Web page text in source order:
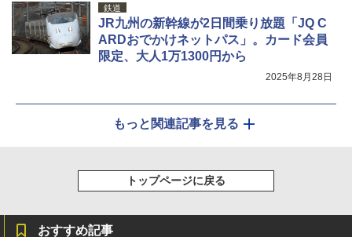
鉄道
JR九州の新幹線が2日間乗り放題「JQ C
ARDおでかけネットパス」。カード会員
限定、大人1万1300円から
2025年8月28日
もっと関連記事を見る
トップページに戻る
おすすめ記事